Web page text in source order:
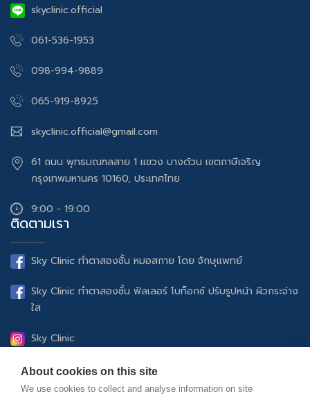
About cookies on this site
We use cookies to collect and analyse information on site
skyclinic.official
061-536-1953
098-994-9889
065-919-8925
skyclinic.official@gmail.com
61 ถนน พุทธมณฑลสาย 1 แขวง บางด้วน เขตภาษีเจริญ
กรุงเทพมหานคร 10160, ประเทศไทย
9:00 - 19:00
ติดตามเรา
Sky Clinic ทำตาสองชั้น หมอสกาย โดย จักษุแพทย์
Sky Clinic ทำตาสองชั้น ฟิลเลอร์ โบท็อกซ์ ปรับรูปหน้า ผิวกระจ่าง
ใส
Sky Clinic
UltheraSPT ยกกระชับปรับรูปหน้า ฟิลเลอร์ โบท็อกซ์ ดูแลผิว
พรรณ